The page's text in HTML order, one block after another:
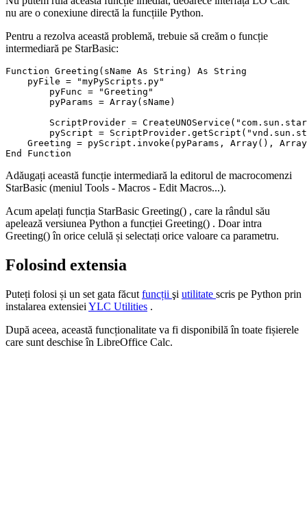
nu are o conexiune directă la funcțiile Python.
Pentru a rezolva această problemă, trebuie să creăm o funcție
intermediară pe StarBasic:
Function Greeting(sName As String) As String
    pyFile = "myPyScripts.py"
Greeting = pyScript.invoke(pyParams, Array(),
Adăugați această funcție intermediară la editorul de macrocomenzi
StarBasic (meniul Tools - Macros - Edit Macros...).
Acum apelați funcția StarBasic Greeting() , care la rândul său
apelează versiunea Python a funcției Greeting() . Doar intra
Greeting()în orice celulă și selectați orice valoare ca parametru.
Folosind extensia
Puteți folosi și un set gata făcut funcții şi utilitate scris pe Python prin
instalarea extensiei YLC Utilities .
După aceea, această funcționalitate va fi disponibilă în toate fișierele
care sunt deschise în LibreOffice Calc.